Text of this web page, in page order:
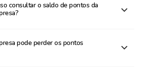
consultar o saldo de pontos da
pode perder os pontos